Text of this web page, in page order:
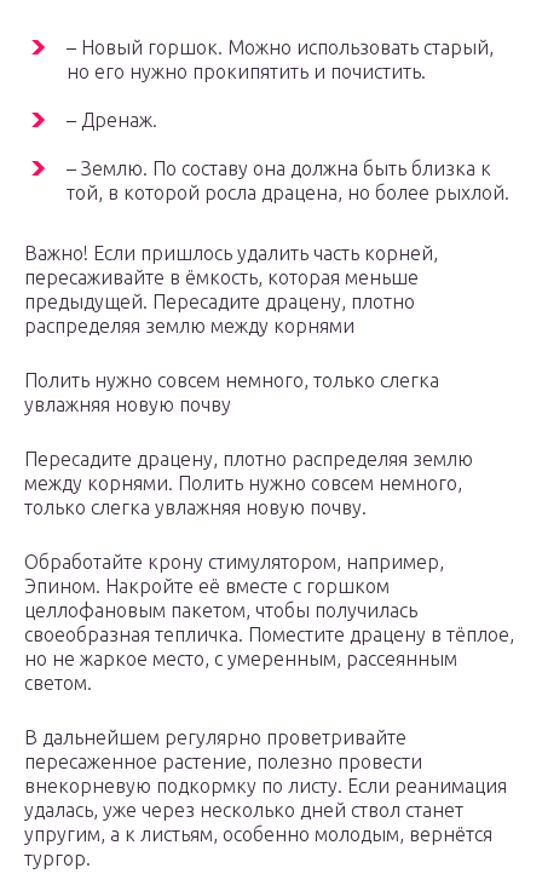
– Новый горшок. Можно использовать старый,
но его нужно прокипятить и почистить.
– Дренаж.
– Землю. По составу она должна быть близка к
той, в которой росла драцена, но более рыхлой.
Важно! Если пришлось удалить часть корней,
пересаживайте в ёмкость, которая меньше
предыдущей. Пересадите драцену, плотно
распределяя землю между корнями
Полить нужно совсем немного, только слегка
увлажняя новую почву
Пересадите драцену, плотно распределяя землю
между корнями. Полить нужно совсем немного,
только слегка увлажняя новую почву.
Обработайте крону стимулятором, например,
Эпином. Накройте её вместе с горшком
целлофановым пакетом, чтобы получилась
своеобразная тепличка. Поместите драцену в тёплое,
но не жаркое место, с умеренным, рассеянным
светом.
В дальнейшем регулярно проветривайте
пересаженное растение, полезно провести
внекорневую подкормку по листу. Если реанимация
удалась, уже через несколько дней ствол станет
упругим, а к листьям, особенно молодым, вернётся
тургор.